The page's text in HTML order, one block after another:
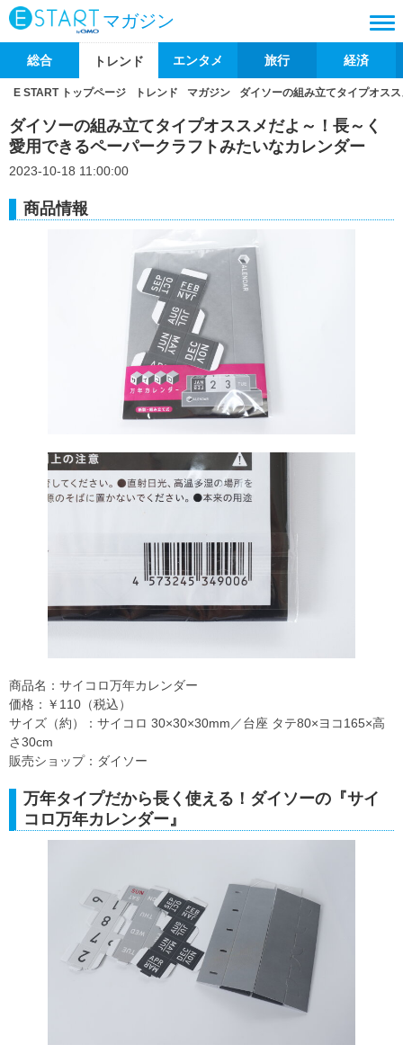
マガジン
総合 トレンド エンタメ 旅行 経済
E START トップページ トレンド マガジン ダイソーの組み立てタイプオス
ダイソーの組み立てタイプオススメだよ～！長～く
愛用できるペーパークラフトみたいなカレンダー
2023-10-18 11:00:00
商品情報
商品名：サイコロ万年カレンダー
価格：￥110（税込）
サイズ（約）：サイコロ 30×30×30mm／台座 タテ80×ヨコ165×高
さ30cm
販売ショップ：ダイソー
万年タイプだから長く使える！ダイソーの『サイ
コロ万年カレンダー』